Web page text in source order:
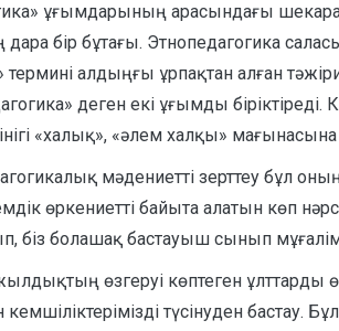
ұғымдарының арасындағы
бір бұтағы. Этнопедагогика
термині алдыңғы ұрпақтан алған
деген екі ұғымды
«халық», «әлем халқы»
мәдениетті зерттеу бұл
өркениетті байыта алатын көп
біз болашақ бастауыш сынып
өзгеруі көптеген ұлттарды
кемшіліктерімізді түсінуден